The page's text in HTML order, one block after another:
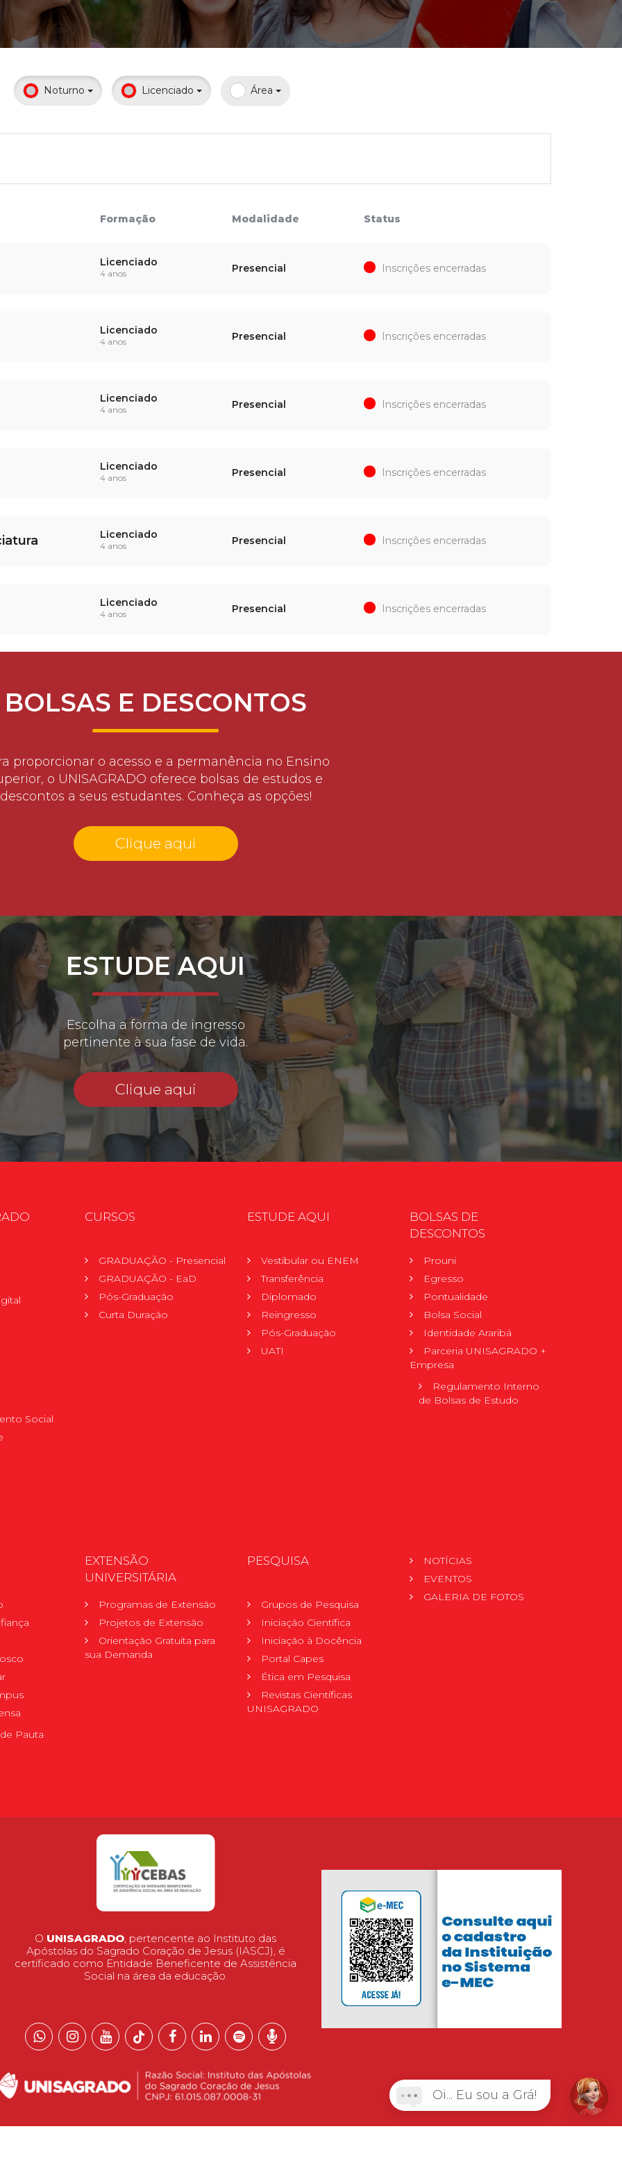
Calendário acadêmico
Internacionalização
Noturno Licenciado Área
Formação Modalidade Status
Licenciado
4 anos Presencial Inscrições encerradas
Licenciado
4 anos Presencial Inscrições encerradas
Licenciado
4 anos Presencial Inscrições encerradas
Licenciado
4 anos Presencial Inscrições encerradas
Licenciado
4 anos Presencial Inscrições encerradas
Licenciado
4 anos Presencial Inscrições encerradas
BOLSAS E DESCONTOS
proporcionar o acesso e a permanência no Ensino
o UNISAGRADO oferece bolsas de estudos e
descontos a seus estudantes. Conheça as opções!
Clique aqui
ESTUDE AQUI
Escolha a forma de ingresso
pertinente à sua fase de vida.
Clique aqui
Social
CURSOS
GRADUAÇÃO - Presencial
GRADUAÇÃO - EaD
Pós-Graduação
Curta Duração
ESTUDE AQUI
Vestibular ou ENEM
Transferência
Diplomado
Reingresso
Pós-Graduação
UATI
BOLSAS DE
DESCONTOS
Prouni
Egresso
Pontualidade
Bolsa Social
Identidade Araribá
Parceria UNISAGRADO +
Empresa
Regulamento Interno
de Bolsas de Estudo
Pauta
EXTENSÃO
UNIVERSITÁRIA
Programas de Extensão
Projetos de Extensão
Orientação Gratuita para
sua Demanda
PESQUISA
Grupos de Pesquisa
Iniciação Científica
Iniciação à Docência
Portal Capes
Ética em Pesquisa
Revistas Científicas
UNISAGRADO
NOTÍCIAS
EVENTOS
GALERIA DE FOTOS
O UNISAGRADO, pertencente ao Instituto das
Apóstolas do Sagrado Coração de Jesus (IASCJ), é
certificado como Entidade Beneficente de Assistência
Social na área da educação.
Oi... Eu sou a Grá!